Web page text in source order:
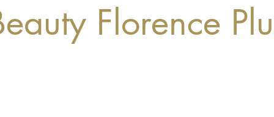
Florence